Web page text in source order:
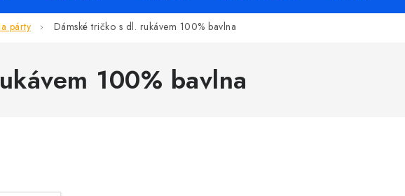
párty Dámské tričko s dl. rukávem 100% bavlna
100% bavlna